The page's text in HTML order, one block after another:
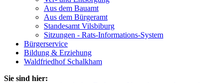
Aus dem Bauamt
Aus dem Bürgeramt
Standesamt Vilsbiburg
Sitzungen - Rats-Informations-System
Bürgerservice
Bildung & Erziehung
Waldfriedhof Schalkham
Sie sind hier: